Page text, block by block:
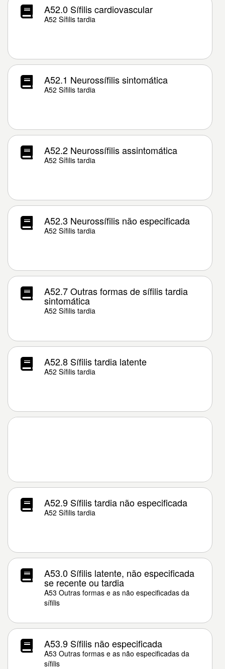
A52.0 Sífilis cardiovascular
A52 Sífilis tardia
A52.1 Neurossífilis sintomática
A52 Sífilis tardia
A52.2 Neurossífilis assintomática
A52 Sífilis tardia
A52.3 Neurossífilis não especificada
A52 Sífilis tardia
A52.7 Outras formas de sífilis tardia
sintomática
A52 Sífilis tardia
A52.8 Sífilis tardia latente
A52 Sífilis tardia
A52.9 Sífilis tardia não especificada
A52 Sífilis tardia
A53.0 Sífilis latente, não especificada
se recente ou tardia
A53 Outras formas e as não especificadas da
sífilis
A53.9 Sífilis não especificada
A53 Outras formas e as não especificadas da
sífilis